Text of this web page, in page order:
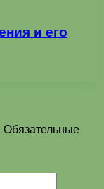
и его
Обязательные